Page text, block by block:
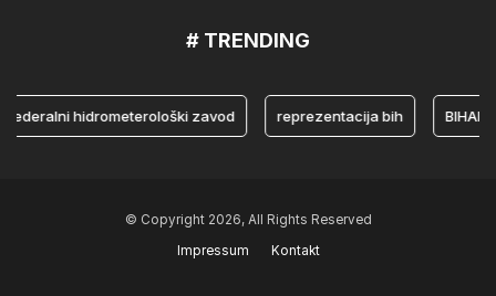
# TRENDING
hidrometerološki zavod reprezentacija bih BIHAMK
© Copyright 2026, All Rights Reserved
Impressum
Kontakt